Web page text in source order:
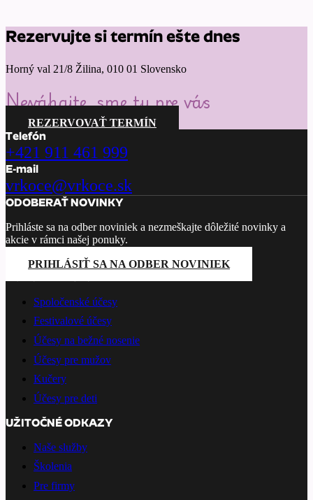
Rezervujte si termín ešte dnes
Horný val 21/8 Žilina, 010 01 Slovensko
Neváhajte, sme tu pre vás
REZERVOVAŤ TERMÍN
Telefón
+421 911 461 999
E-mail
vrkoce@vrkoce.sk
ODOBERAŤ NOVINKY
Prihláste sa na odber noviniek a nezmeškajte dôležité novinky a
akcie v rámci našej ponuky.
PRIHLÁSIŤ SA NA ODBER NOVINIEK
Spoločenské účesy
Festivalové účesy
Účesy na bežné nosenie
Účesy pre mužov
Kučery
Účesy pre deti
UŽITOČNÉ ODKAZY
Naše služby
Školenia
Pre firmy